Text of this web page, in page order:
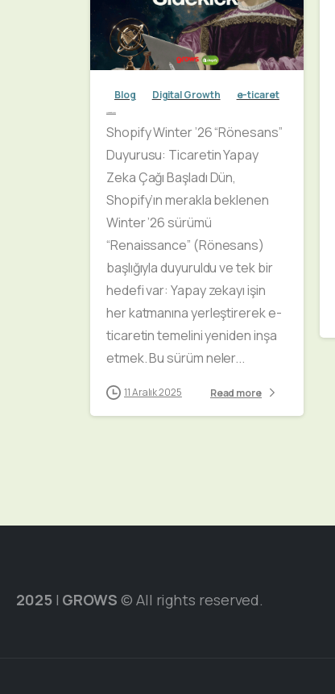
Blog Digital Growth e-ticaret
Shopify Winter ’26 “Rönesans”
Duyurusu: Ticaretin Yapay
Zeka Çağı Başladı Dün,
Shopify’ın merakla beklenen
Winter ’26 sürümü
“Renaissance” (Rönesans)
başlığıyla duyuruldu ve tek bir
hedefi var: Yapay zekayı işin
her katmanına yerleştirerek e-
ticaretin temelini yeniden inşa
etmek. Bu sürüm neler...
11 Aralık 2025 Read more
2025| GROWS © All rights reserved.